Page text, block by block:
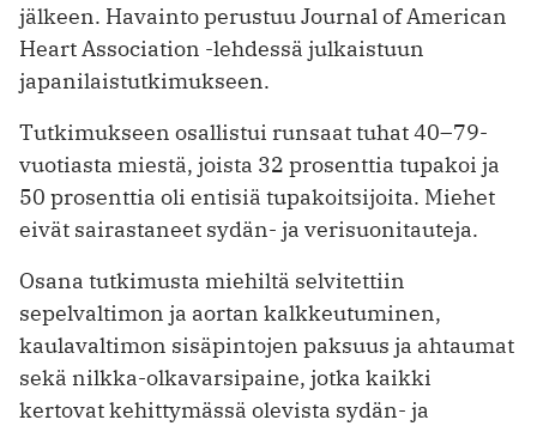
jälkeen. Havainto perustuu Journal of American
Heart Association -lehdessä julkaistuun
japanilaistutkimukseen.
Tutkimukseen osallistui runsaat tuhat 40–79-
vuotiasta miestä, joista 32 prosenttia tupakoi ja
50 prosenttia oli entisiä tupakoitsijoita. Miehet
eivät sairastaneet sydän- ja verisuonitauteja.
Osana tutkimusta miehiltä selvitettiin
sepelvaltimon ja aortan kalkkeutuminen,
kaulavaltimon sisäpintojen paksuus ja ahtaumat
sekä nilkka-olkavarsipaine, jotka kaikki
kertovat kehittymässä olevista sydän- ja